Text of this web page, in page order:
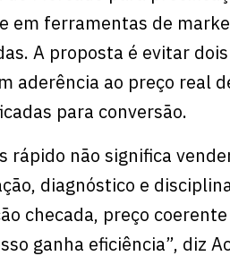
em ferramentas de
A proposta é evitar
aderência ao preço real
para conversão.
rápido não significa
diagnóstico e
checada, preço
ganha eficiência”, diz